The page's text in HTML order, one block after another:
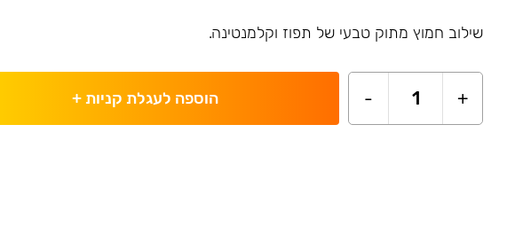
שילוב חמוץ מתוק טבעי של תפוז וקלמנטינה.
+
1
- הוספה לעגלת קניות+